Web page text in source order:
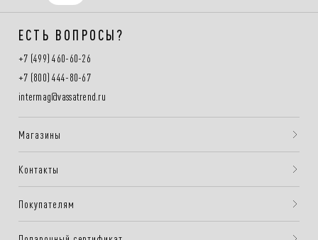
ЕСТЬ ВОПРОСЫ?
+7 (499) 460-60-26
+7 (800) 444-80-67
intermag@vassatrend.ru
Магазины
Контакты
Покупателям